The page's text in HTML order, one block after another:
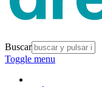
Buscar
Toggle menu